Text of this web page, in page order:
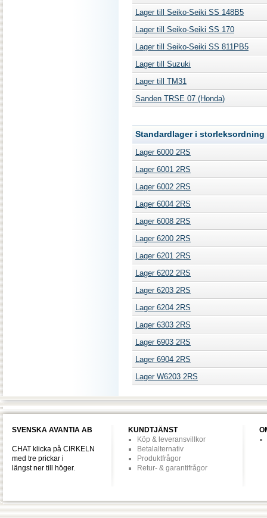
Lager till Seiko-Seiki SS 148B5
Lager till Seiko-Seiki SS 170
Lager till Seiko-Seiki SS 811PB5
Lager till Suzuki
Lager till TM31
Sanden TRSE 07 (Honda)
Standardlager i storleksordning
Lager 6000 2RS
Lager 6001 2RS
Lager 6002 2RS
Lager 6004 2RS
Lager 6008 2RS
Lager 6200 2RS
Lager 6201 2RS
Lager 6202 2RS
Lager 6203 2RS
Lager 6204 2RS
Lager 6303 2RS
Lager 6903 2RS
Lager 6904 2RS
Lager W6203 2RS
SVENSKA AVANTIA AB
CHAT klicka på CIRKELN
med tre prickar i
längst ner till höger.
KUNDTJÄNST
Köp & leveransvillkor
Betalalternativ
Produktfrågor
Retur- & garantifrågor